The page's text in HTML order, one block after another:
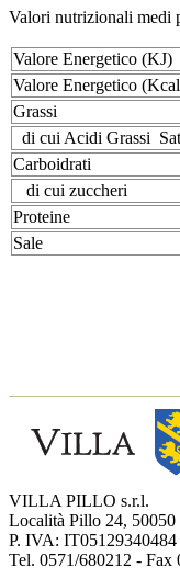
Valori nutrizionali medi
Valore Energetico (KJ)
Valore Energetico
Grassi
di cui Acidi Grassi
Carboidrati
di cui zuccheri
Proteine
Sale
VILLA PILLO s.r.l.
Località Pillo 24,
P. IVA: IT05129340484
Tel. 0571/680212 - Fax